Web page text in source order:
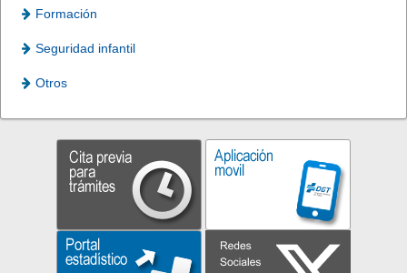
Formación
Seguridad infantil
Otros